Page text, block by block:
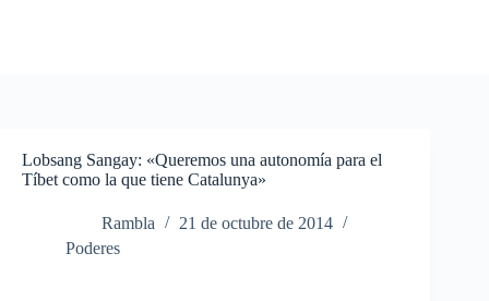
Lobsang Sangay: «Queremos una autonomía para el
Tíbet como la que tiene Catalunya»
Rambla
21 de octubre de 2014
Poderes